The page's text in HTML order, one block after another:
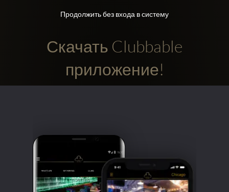
аккаунты
соцсетях:
Продолжить без входа в систему
Скачать Clubbable
приложение!